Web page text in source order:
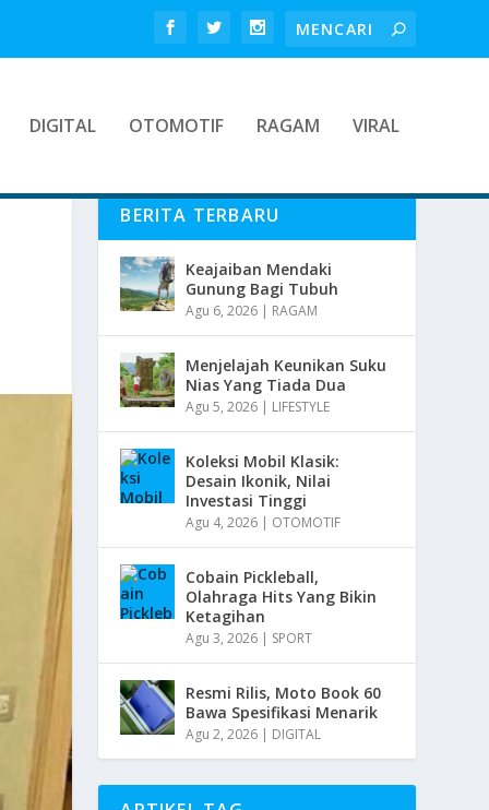
DIGITAL OTOMOTIF RAGAM VIRAL
BERITA TERBARU
Keajaiban Mendaki
Gunung Bagi Tubuh
Agu 6, 2026 | RAGAM
Menjelajah Keunikan Suku
Nias Yang Tiada Dua
Agu 5, 2026 | LIFESTYLE
Koleksi Mobil Klasik:
Desain Ikonik, Nilai
Investasi Tinggi
Agu 4, 2026 | OTOMOTIF
Cobain Pickleball,
Olahraga Hits Yang Bikin
Ketagihan
Agu 3, 2026 | SPORT
Resmi Rilis, Moto Book 60
Bawa Spesifikasi Menarik
Agu 2, 2026 | DIGITAL